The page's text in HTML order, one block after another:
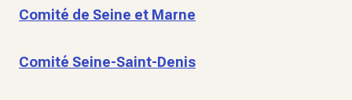
Comité de Seine et Marne
Comité Seine-Saint-Denis